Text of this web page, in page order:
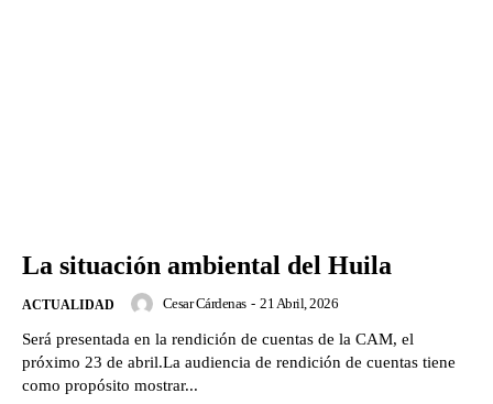
La situación ambiental del Huila
ACTUALIDAD Cesar Cárdenas - 21 Abril, 2026
Será presentada en la rendición de cuentas de la CAM, el
próximo 23 de abril.La audiencia de rendición de cuentas tiene
como propósito mostrar...